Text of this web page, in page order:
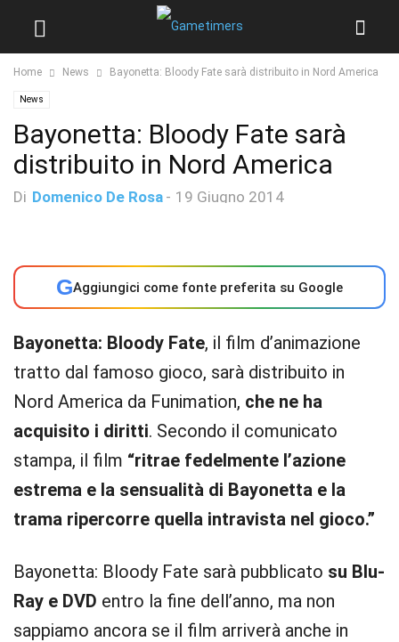
Home News Bayonetta: Bloody Fate sarà distribuito in Nord America
News
Bayonetta: Bloody Fate sarà
distribuito in Nord America
Di Domenico De Rosa - 19 Giugno 2014
GAggiungici come fonte preferita su Google
Bayonetta: Bloody Fate, il film d’animazione
tratto dal famoso gioco, sarà distribuito in
Nord America da Funimation, che ne ha
acquisito i diritti. Secondo il comunicato
stampa, il film “ritrae fedelmente l’azione
estrema e la sensualità di Bayonetta e la
trama ripercorre quella intravista nel gioco.”
Bayonetta: Bloody Fate sarà pubblicato su Blu-
Ray e DVD entro la fine dell’anno, ma non
sappiamo ancora se il film arriverà anche in